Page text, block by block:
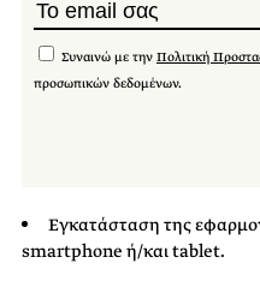
Συναινώ με την Πολιτική
προσωπικών δεδομένων.
Εγκατάσταση της
smartphone ή/και tablet.